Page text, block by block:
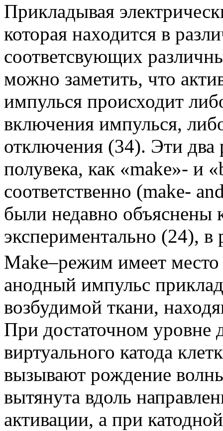
Прикладывая
которая находится в
соответсвующих
можно заметить, что
импулься происходит
включения импулься,
отключения (34). Эти два
полувека, как «make»- и
соответственно (make-
были недавно объяснены
экспериментально (24), в
Make–режим имеет место
анодный импульс
возбудимой ткани,
При достаточном уровне
виртуального катода
вызывают рождение
вытянута вдоль
активации, а при